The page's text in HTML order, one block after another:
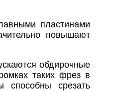
пластинами
повышают
обдирочные
таких фрез в
способны срезать